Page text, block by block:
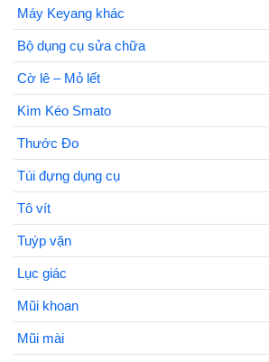
Máy Keyang khác
Bộ dụng cụ sửa chữa
Cờ lê – Mỏ lết
Kìm Kéo Smato
Thước Đo
Túi đựng dụng cụ
Tô vít
Tuýp vặn
Lục giác
Mũi khoan
Mũi mài